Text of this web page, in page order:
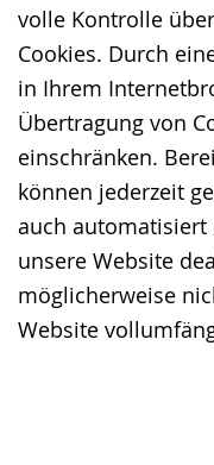
volle Kontrolle
Cookies. Durch
in Ihrem
Übertragung von
einschränken.
können jederzeit
auch automatisiert
unsere Website
möglicherweise
Website